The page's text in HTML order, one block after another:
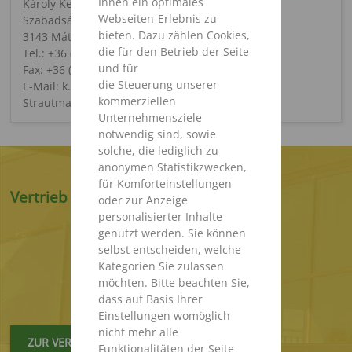
Webseiten-Erlebnis zu
bieten. Dazu zählen Cookies,
die für den Betrieb der Seite
und für
die Steuerung unserer
kommerziellen
Unternehmensziele
notwendig sind, sowie
solche, die lediglich zu
anonymen Statistikzwecken,
für Komforteinstellungen
oder zur Anzeige
personalisierter Inhalte
genutzt werden. Sie können
selbst entscheiden, welche
Kategorien Sie zulassen
möchten. Bitte beachten Sie,
dass auf Basis Ihrer
Einstellungen womöglich
nicht mehr alle
Funktionalitäten der Seite
Károly Keller
Szabadság út 51
3143 Mátranovák
Tel.: +36 (32) 5482 / 10
Fax: +36 (32) 5482 / 14
E-Mail: k.keller@strautmann.com
Strautmann Gépgyártó Hungária Kft.
Vertrieb International
ZUR VERTRIEBSKARTE